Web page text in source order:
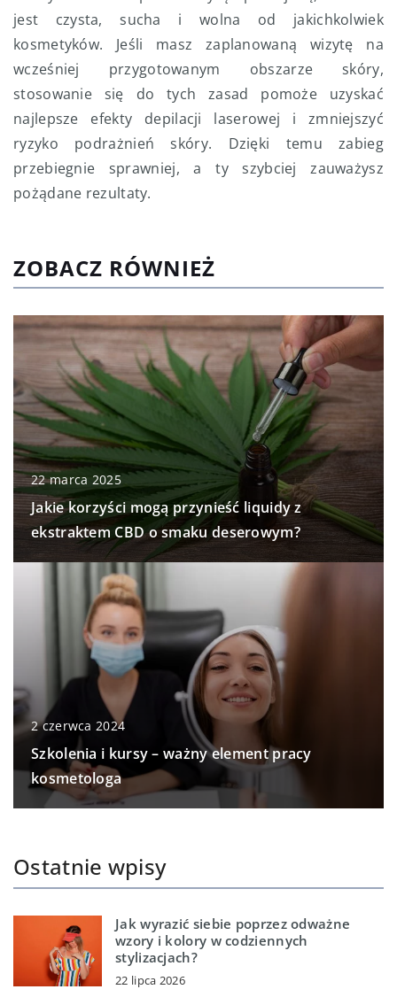
jest czysta, sucha i wolna od jakichkolwiek
kosmetyków. Jeśli masz zaplanowaną wizytę na
wcześniej przygotowanym obszarze skóry,
stosowanie się do tych zasad pomoże uzyskać
najlepsze efekty depilacji laserowej i zmniejszyć
ryzyko podrażnień skóry. Dzięki temu zabieg
przebiegnie sprawniej, a ty szybciej zauważysz
pożądane rezultaty.
ZOBACZ RÓWNIEŻ
22 marca 2025
Jakie korzyści mogą przynieść liquidy z
ekstraktem CBD o smaku deserowym?
2 czerwca 2024
Szkolenia i kursy – ważny element pracy
kosmetologa
Ostatnie wpisy
Jak wyrazić siebie poprzez odważne
wzory i kolory w codziennych
stylizacjach?
22 lipca 2026